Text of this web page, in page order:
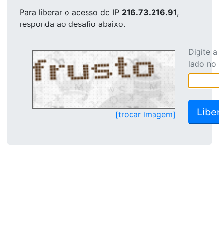
Para liberar o acesso do IP 216.73.216.91,
responda ao desafio abaixo.
[trocar imagem]
Digite
lado no